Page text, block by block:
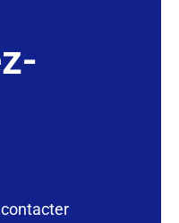
contacter